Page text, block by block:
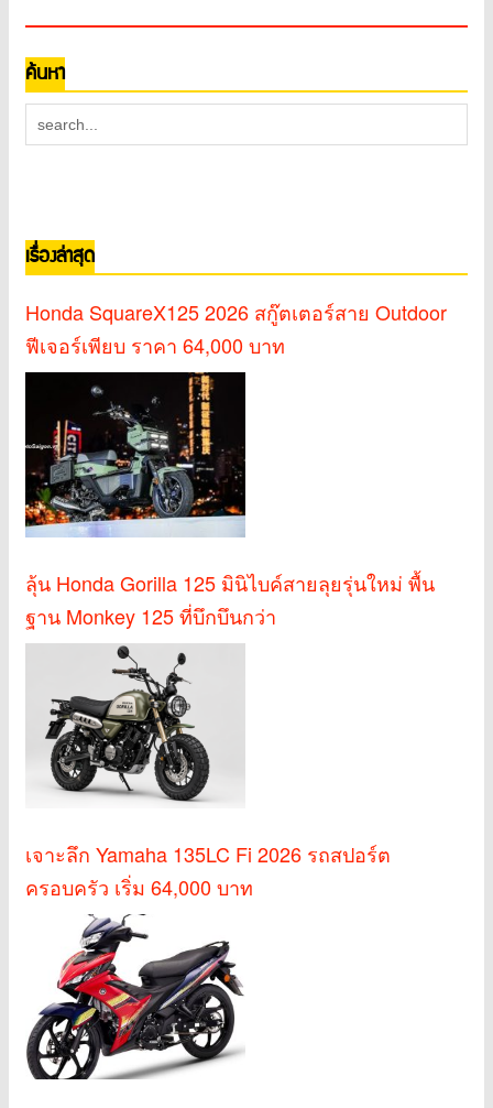
ค้นหา
เรื่องล่าสุด
Honda SquareX125 2026 สกู๊ตเตอร์สาย Outdoor
ฟีเจอร์เพียบ ราคา 64,000 บาท
ลุ้น Honda Gorilla 125 มินิไบค์สายลุยรุ่นใหม่ พื้น
ฐาน Monkey 125 ที่บึกบึนกว่า
เจาะลึก Yamaha 135LC Fi 2026 รถสปอร์ต
ครอบครัว เริ่ม 64,000 บาท